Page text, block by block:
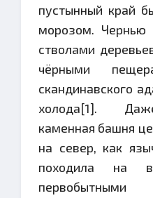
пустынный край
морозом.
стволами
чёрными
скандинавского
холода[1].
каменная башня
на север, как
походила на